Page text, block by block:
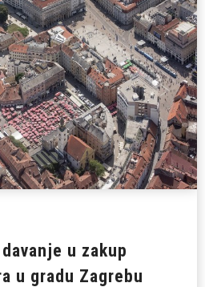
u zakup
u gradu Zagrebu